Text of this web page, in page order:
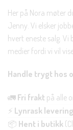
Her på Nora møter
Jenny. Vi elsker
hvert eneste salg. Vi
medier fordi vi vil
Handle trygt hos
🚛 Fri frakt på alle
⚡ Lynrask levering
📦 Hent i butikk